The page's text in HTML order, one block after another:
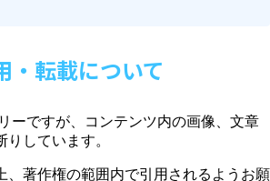
・転載について
ーですが、コンテンツ内の画像、文章
しています。
、著作権の範囲内で引用されるようお願